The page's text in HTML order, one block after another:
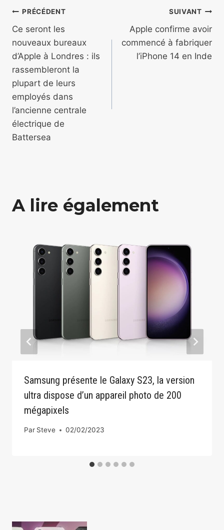
Navigation
de
l’article
PRÉCÉDENT
Ce seront les
nouveaux bureaux
d’Apple à Londres : ils
rassembleront la
plupart de leurs
employés dans
l’ancienne centrale
électrique de
Battersea
SUIVANT
Apple confirme avoir
commencé à fabriquer
l’iPhone 14 en Inde
A lire également
Samsung présente le Galaxy S23, la version
ultra dispose d’un appareil photo de 200
mégapixels
Par Steve 02/02/2023